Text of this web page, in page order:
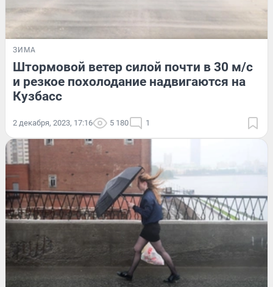
ЗИМА
Штормовой ветер силой почти в 30 м/с
и резкое похолодание надвигаются на
Кузбасс
2 декабря, 2023, 17:16 5 180 1